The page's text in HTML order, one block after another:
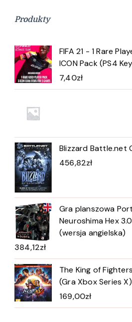
Produkty
FIFA 21 - 1 Rare
ICON Pack (PS4
7,40zł
Blizzard Battle.net
456,82zł
Gra planszowa
Neuroshima Hex
(wersja angielska)
384,12zł
The King of
(Gra Xbox Series X)
169,00zł